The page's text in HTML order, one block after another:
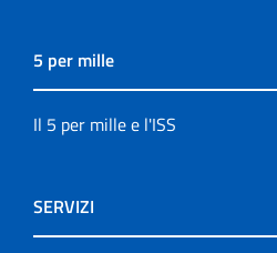
5 per mille
Il 5 per mille e l'ISS
SERVIZI